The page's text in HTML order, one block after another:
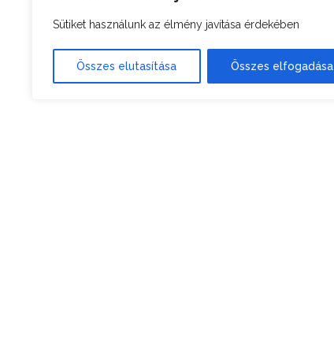
Sütiket használunk az élmény javítása érdekében
Összes elutasítása Összes elfogadása